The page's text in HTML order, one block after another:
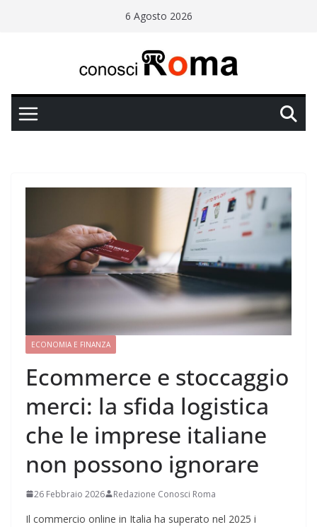
6 Agosto 2026
ECONOMIA E FINANZA
Ecommerce e stoccaggio
merci: la sfida logistica
che le imprese italiane
non possono ignorare
26 Febbraio 2026 Redazione Conosci Roma
Il commercio online in Italia ha superato nel 2025 i